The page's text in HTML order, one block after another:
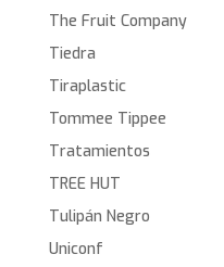
The Fruit Company
Tiedra
Tiraplastic
Tommee Tippee
Tratamientos
TREE HUT
Tulipán Negro
Uniconf